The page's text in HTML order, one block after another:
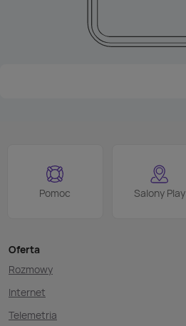
Pomoc Salony Play
Oferta
Rozmowy
Internet
Telemetria